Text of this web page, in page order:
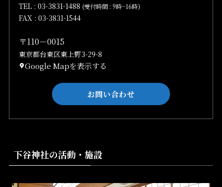
TEL :03-3831-1488 (受付時間 : 9時~16時)
FAX : 03-3831-1544
〒110－0015
東京都台東区東上野3-29-8
Google Mapを表示する
お問い合わせ
下谷神社の活動・施設